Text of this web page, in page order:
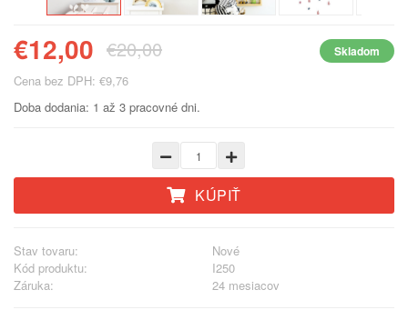
€12,00 €20,00 Skladom
Cena bez DPH: €9,76
Doba dodania: 1 až 3 pracovné dni.
KÚPIŤ
Stav tovaru:
Nové
Kód produktu:
I250
Záruka:
24 mesiacov